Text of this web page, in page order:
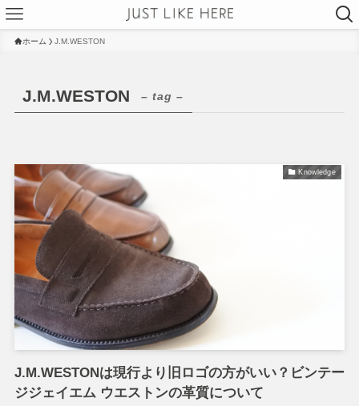
ホーム J.M.WESTON
J.M.WESTON – tag –
Knowledge
J.M.WESTONは現行より旧ロゴの方がいい？ビンテー
ジジェイエム ウエストンの革質について